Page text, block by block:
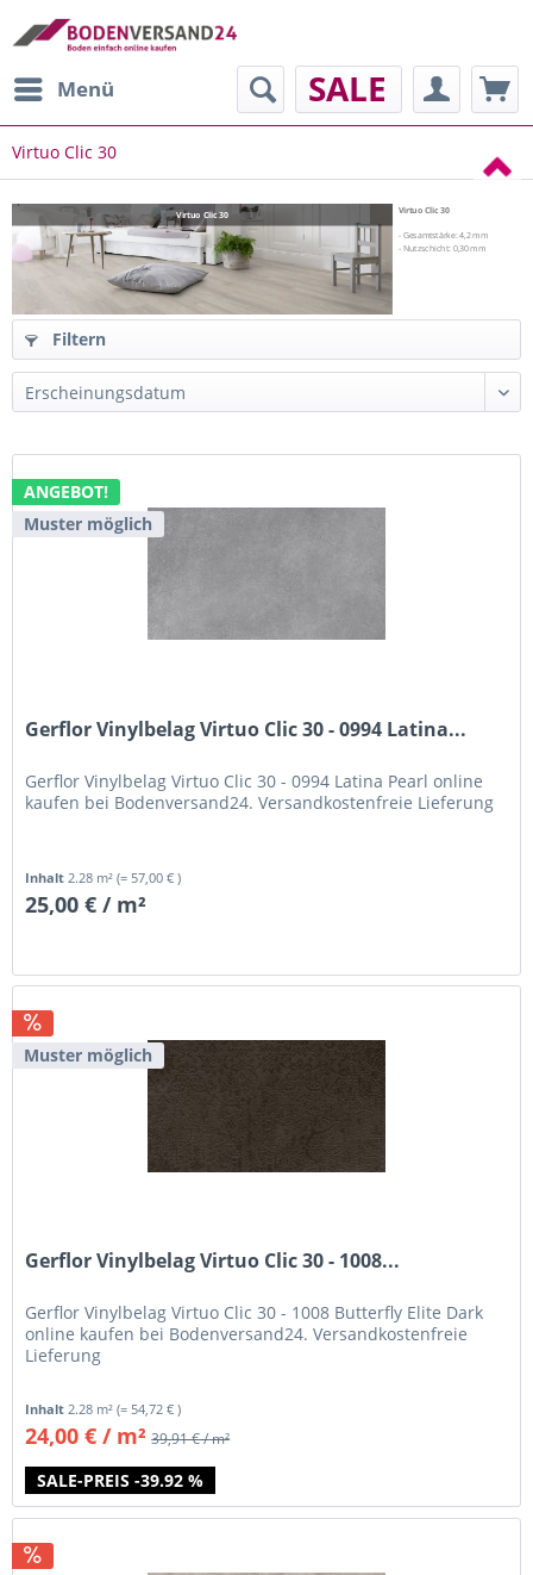
Menü SALE
Virtuo Clic 30
Virtuo Clic 30 Virtuo Clic 30
- Gesamtstärke: 4,2 mm
- Nutzschicht: 0,30 mm
Filtern
ANGEBOT!
Muster möglich
Gerflor Vinylbelag Virtuo Clic 30 - 0994 Latina...
Gerflor Vinylbelag Virtuo Clic 30 - 0994 Latina Pearl online
kaufen bei Bodenversand24. Versandkostenfreie Lieferung
Inhalt 2.28 m²(= 57,00 € )
25,00 € / m²
Muster möglich
SALE-PREIS -39.92 %
Gerflor Vinylbelag Virtuo Clic 30 - 1008...
Gerflor Vinylbelag Virtuo Clic 30 - 1008 Butterfly Elite Dark
online kaufen bei Bodenversand24. Versandkostenfreie
Lieferung
Inhalt2.28 m²(= 54,72 € )
24,00 € / m² 39,91 € / m²